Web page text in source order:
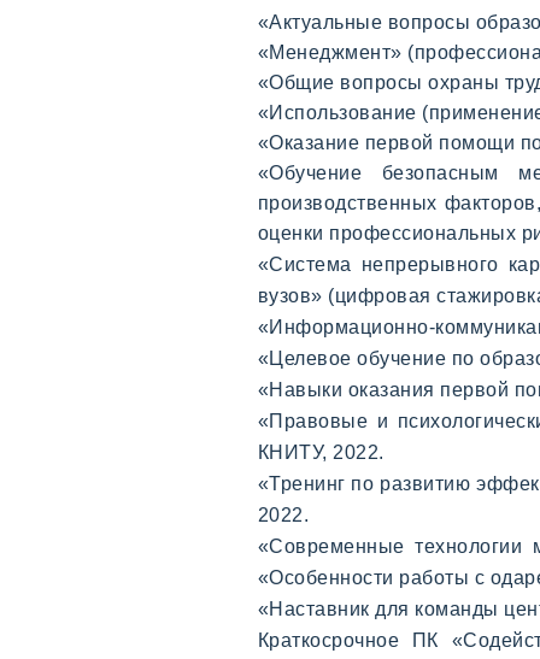
«Актуальные вопросы
«Менеджмент»
«Общие вопросы охраны
«Использование
«Оказание первой помощи
«Обучение безопасным
производственных
оценки профессиональных
«Система непрерывного
вузов» (цифровая
«Информационно-
«Целевое обучение по
«Навыки оказания первой
«Правовые и
КНИТУ, 2022.
«Тренинг по развитию
2022.
«Современные технологии
«Особенности работы с
«Наставник для команды
Краткосрочное ПК